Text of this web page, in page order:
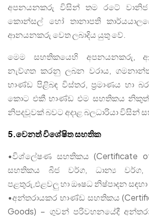
අපනයනකරු විසින් තම රටේ
කොන්සල් හෝ තානාපති
ආනයනකරු වෙත ලබාදිය යුතු වේ.
මෙම සහතිකයෙහි අපනයනකරු,
නැව්ගත කරනු ලබන වරාය,
භාණ්ඩ පිළිබඳ විස්තර, ප්‍රමාණය හා
කොට එකී භාණ්ඩ එම සහතිකය
නිපදවූවක් බවට අදාළ බලධාරියා විසින්
5.වෙනත් විශේෂිත සහතික
•විශ්ලේෂණ සහතිකය (Certificate
සහතිකය බීජ වර්ග, ධාන්‍ය වර්ග,
පළතුරු,එළවලු හා ඖෂධ නිෂ්පාදන
•අන්තරායකර භාණ්ඩ සහතිකය
Goods) – ගුවන් පරිවහනයේදී